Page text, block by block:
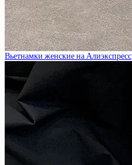
Вьетнамки женские на Алиэкспресс